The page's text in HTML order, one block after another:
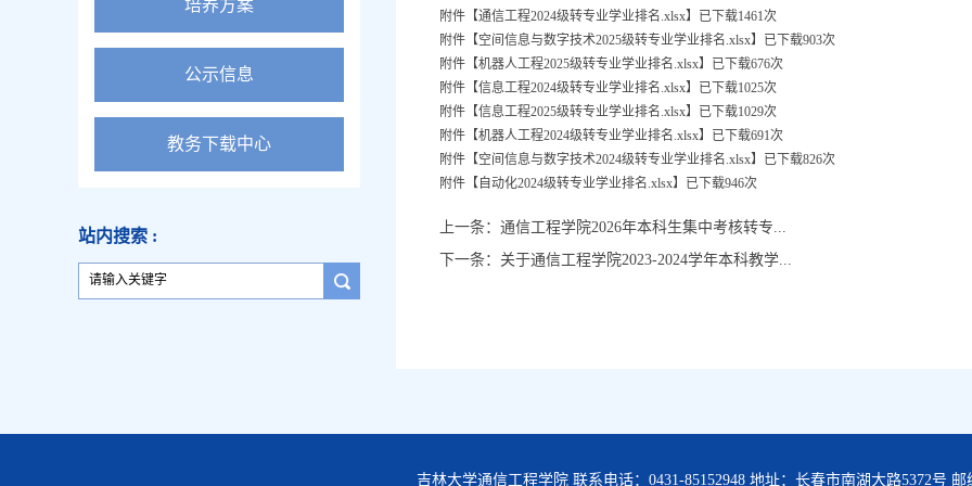
培养方案
公示信息
教务下载中心
站内搜索 :
附件【通信工程2024级转专业学业排名.xlsx】已下载1461次
附件【空间信息与数字技术2025级转专业学业排名.xlsx】已下载903次
附件【机器人工程2025级转专业学业排名.xlsx】已下载676次
附件【信息工程2024级转专业学业排名.xlsx】已下载1025次
附件【信息工程2025级转专业学业排名.xlsx】已下载1029次
附件【机器人工程2024级转专业学业排名.xlsx】已下载691次
附件【空间信息与数字技术2024级转专业学业排名.xlsx】已下载826次
附件【 自动化2024级转专业学业排名.xlsx】已下载946次
上一条： 通信工程学院2026年本科生集中考核转专...
下一条： 关于通信工程学院2023-2024学年本科教学...
吉林大学通信工程学院 联系电话：0431-85152948 地址：长春市南湖大路5372号 邮